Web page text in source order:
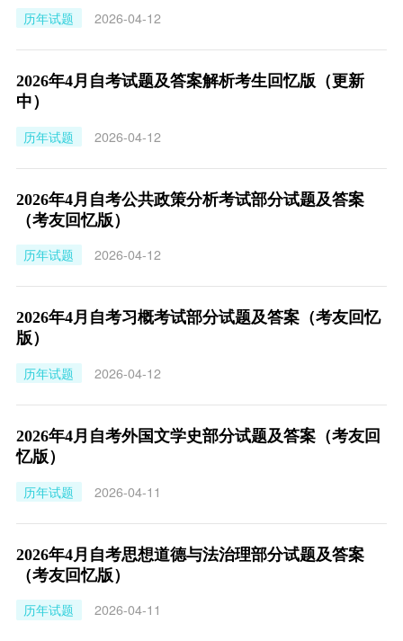
历年试题
2026-04-12
2026年4月自考试题及答案解析考生回忆版（更新
中）
历年试题
2026-04-12
2026年4月自考公共政策分析考试部分试题及答案
（考友回忆版）
历年试题
2026-04-12
2026年4月自考习概考试部分试题及答案（考友回忆
版）
历年试题
2026-04-12
2026年4月自考外国文学史部分试题及答案（考友回
忆版）
历年试题
2026-04-11
2026年4月自考思想道德与法治理部分试题及答案
（考友回忆版）
历年试题
2026-04-11